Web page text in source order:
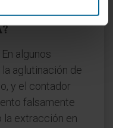
algunos
aglutinación de
y el contador
falsamente
la extracción en